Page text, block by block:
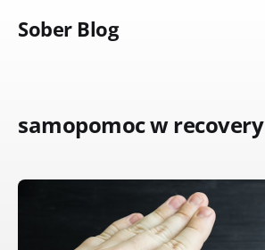
Sober Blog
samopomoc w recovery